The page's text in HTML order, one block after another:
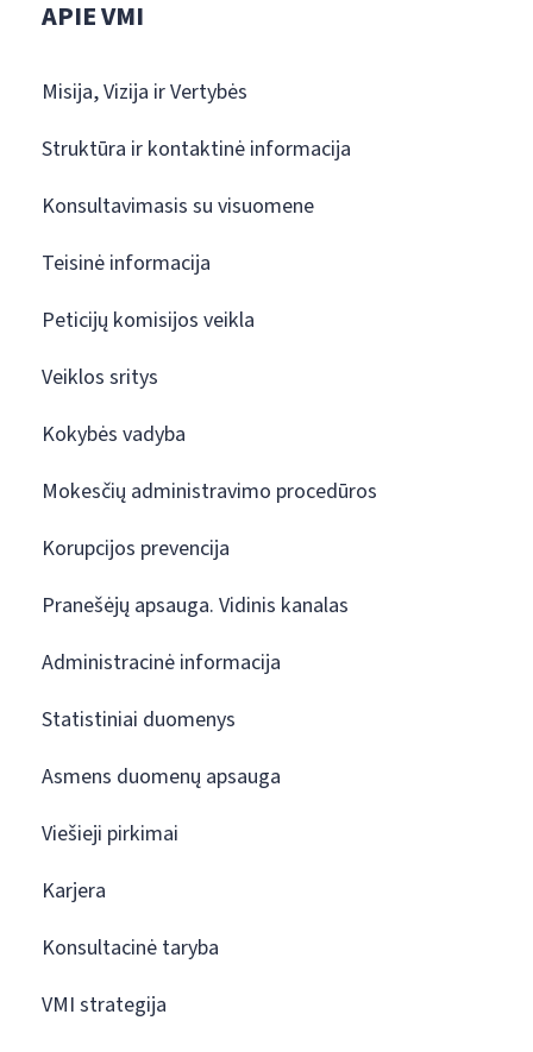
APIE VMI
Misija, Vizija ir Vertybės
Struktūra ir kontaktinė informacija
Konsultavimasis su visuomene
Teisinė informacija
Peticijų komisijos veikla
Veiklos sritys
Kokybės vadyba
Mokesčių administravimo procedūros
Korupcijos prevencija
Pranešėjų apsauga. Vidinis kanalas
Administracinė informacija
Statistiniai duomenys
Asmens duomenų apsauga
Viešieji pirkimai
Karjera
Konsultacinė taryba
VMI strategija